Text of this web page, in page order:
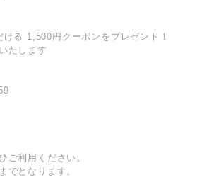
る 1,500円クーポンをプレゼント！
たします
ご利用ください。
となります。